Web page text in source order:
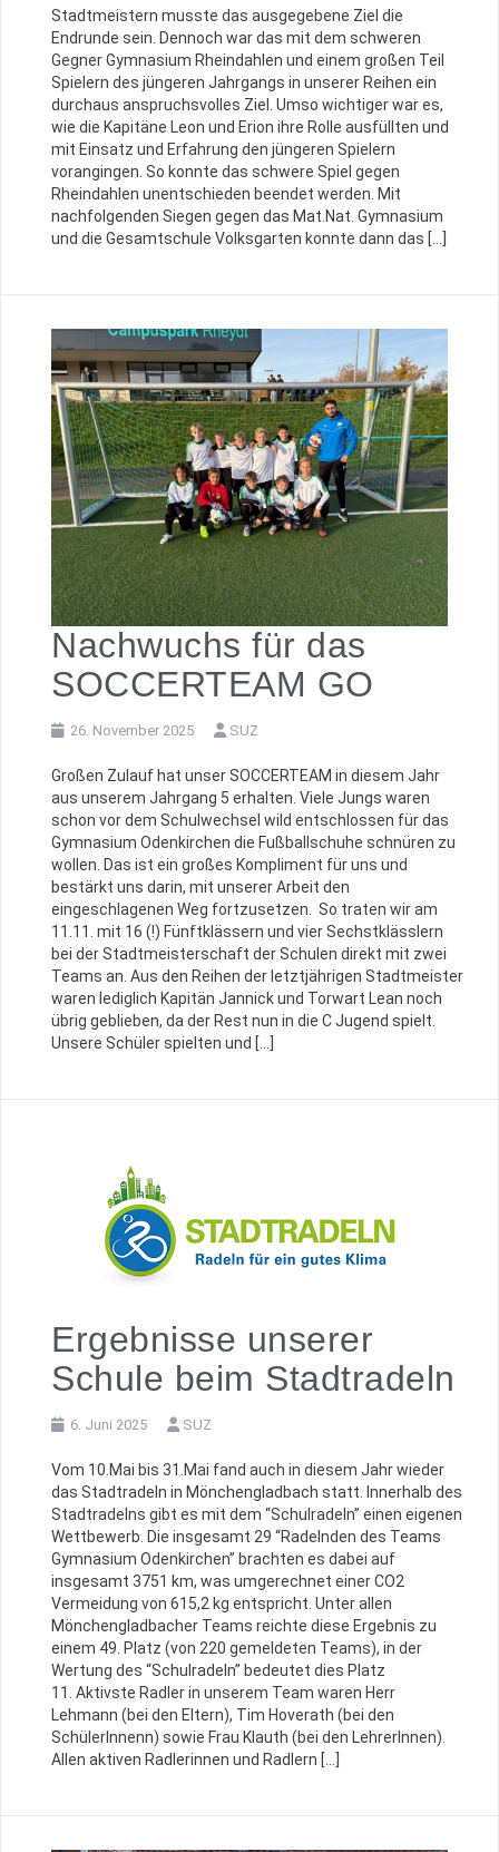
Stadtmeistern musste das ausgegebene Ziel die
Endrunde sein. Dennoch war das mit dem schweren
Gegner Gymnasium Rheindahlen und einem großen Teil
Spielern des jüngeren Jahrgangs in unserer Reihen ein
durchaus anspruchsvolles Ziel. Umso wichtiger war es,
wie die Kapitäne Leon und Erion ihre Rolle ausfüllten und
mit Einsatz und Erfahrung den jüngeren Spielern
vorangingen. So konnte das schwere Spiel gegen
Rheindahlen unentschieden beendet werden. Mit
nachfolgenden Siegen gegen das Mat.Nat. Gymnasium
und die Gesamtschule Volksgarten konnte dann das […]
Nachwuchs für das
SOCCERTEAM GO
26. November 2025 SUZ
Großen Zulauf hat unser SOCCERTEAM in diesem Jahr
aus unserem Jahrgang 5 erhalten. Viele Jungs waren
schon vor dem Schulwechsel wild entschlossen für das
Gymnasium Odenkirchen die Fußballschuhe schnüren zu
wollen. Das ist ein großes Kompliment für uns und
bestärkt uns darin, mit unserer Arbeit den
eingeschlagenen Weg fortzusetzen. So traten wir am
11.11. mit 16 (!) Fünftklässern und vier Sechstklässlern
bei der Stadtmeisterschaft der Schulen direkt mit zwei
Teams an. Aus den Reihen der letztjährigen Stadtmeister
waren lediglich Kapitän Jannick und Torwart Lean noch
übrig geblieben, da der Rest nun in die C Jugend spielt.
Unsere Schüler spielten und […]
Ergebnisse unserer
Schule beim Stadtradeln
6. Juni 2025 SUZ
Vom 10.Mai bis 31.Mai fand auch in diesem Jahr wieder
das Stadtradeln in Mönchengladbach statt. Innerhalb des
Stadtradelns gibt es mit dem “Schulradeln” einen eigenen
Wettbewerb. Die insgesamt 29 “Radelnden des Teams
Gymnasium Odenkirchen” brachten es dabei auf
insgesamt 3751 km, was umgerechnet einer CO2
Vermeidung von 615,2 kg entspricht. Unter allen
Mönchengladbacher Teams reichte diese Ergebnis zu
einem 49. Platz (von 220 gemeldeten Teams), in der
Wertung des “Schulradeln” bedeutet dies Platz
11. Aktivste Radler in unserem Team waren Herr
Lehmann (bei den Eltern), Tim Hoverath (bei den
SchülerInnenn) sowie Frau Klauth (bei den LehrerInnen).
Allen aktiven Radlerinnen und Radlern […]